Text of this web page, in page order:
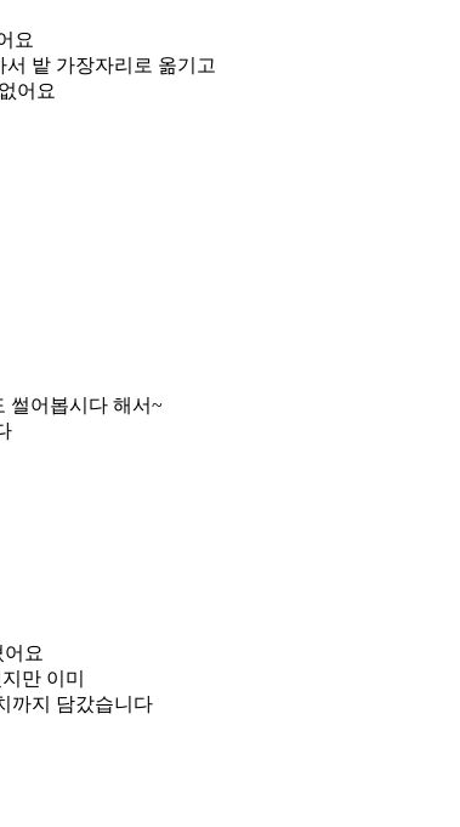
요
밭 가장자리로 옮기고
어요
썰어봅시다 해서~
요
만 이미
까지 담갔습니다